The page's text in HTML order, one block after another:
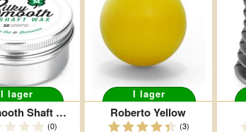
I lager
Silky Smooth Shaft Wax
(0)
I lager
Roberto Yellow
(3)